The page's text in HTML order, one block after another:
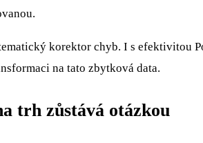
korektor chyb. I s efektivitou
na tato zbytková data.
trh zůstává otázkou